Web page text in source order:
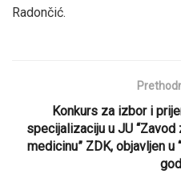
Radončić.
Konkurs za izbor i
specijalizaciju u JU
medicinu” ZDK, objavljen u